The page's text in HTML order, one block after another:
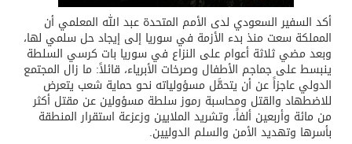
أكد السفير السعودي لدى الأمم المتحدة عبد الله المعلمي أن
المملكة سعت منذ بدء الأزمة في سوريا إلى إيجاد حل سلمي لها،
وبعد مضي ثلاثة أعوام على النزاع في سوريا بات كرسي السلطة
ينبسط على جماجم الأطفال وصرخات الأبرياء، قائلاً: ما زال المجتمع
الدولي عاجزاً عن أن يتحمَّل مسؤولياته نحو حماية شعب يتعرض
للاضطهاد والقتل ومحاسبة رموز سلطة مسؤولين عن مقتل أكثر
من مائة وأربعين ألفاً، وتشريد الملايين وزعزعة استقرار المنطقة
بأسرها وتهديد الأمن والسلم الدوليين.